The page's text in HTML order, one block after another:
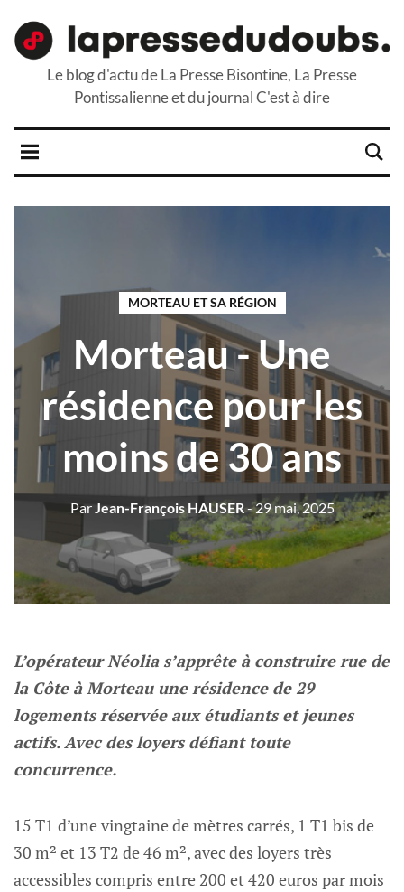
Le blog d'actu de La Presse Bisontine, La Presse
Pontissalienne et du journal C'est à dire
MORTEAU ET SA RÉGION
Morteau - Une
résidence pour les
moins de 30 ans
ParJean-François HAUSER- 29 mai, 2025
L’opérateur Néolia s’apprête à construire rue de
la Côte à Morteau une résidence de 29
logements réservée aux étudiants et jeunes
actifs. Avec des loyers défiant toute
concurrence.
15 T1 d’une vingtaine de mètres carrés, 1 T1 bis de
30 m² et 13 T2 de 46 m², avec des loyers très
accessibles compris entre 200 et 420 euros par mois